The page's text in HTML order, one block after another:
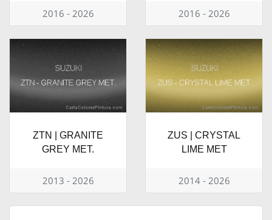
2016 - 2026 2016 - 2026
ZTN | GRANITE
GREY MET.
2013 - 2026
ZUS | CRYSTAL
LIME MET
2014 - 2026